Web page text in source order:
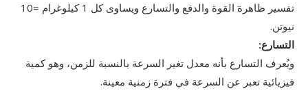
تفسير ظاهرة القوة والدفع والتسارع ويساوى كل 1 كيلوغرام =10
نيوتن.
التسارع:
ويُعرف التسارع بأنه معدل تغير السرعة بالنسبة للزمن، وهو كمية
فيزيائية تعبر عن السرعة في فترة زمنية معينة.